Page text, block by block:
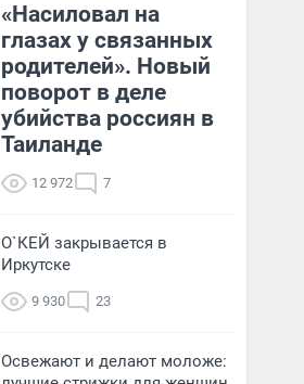
«Насиловал на
глазах у связанных
родителей». Новый
поворот в деле
убийства россиян в
Таиланде
12 972 7
О`КЕЙ закрывается в
Иркутске
9 930 23
Освежают и делают моложе: